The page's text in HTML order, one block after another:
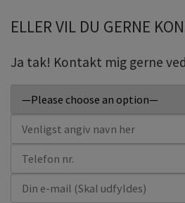
ELLER VIL DU GERNE
Ja tak! Kontakt mig gerne